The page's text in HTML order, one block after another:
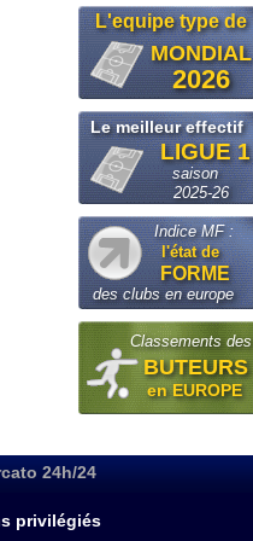
L'equipe type de
MONDIAL
2026
Le meilleur effectif
LIGUE 1
saison
2025-26
Indice MF :
l'état de
FORME
des clubs en europe
Classements des
BUTEURS
en EUROPE
24h/24
privilégiés